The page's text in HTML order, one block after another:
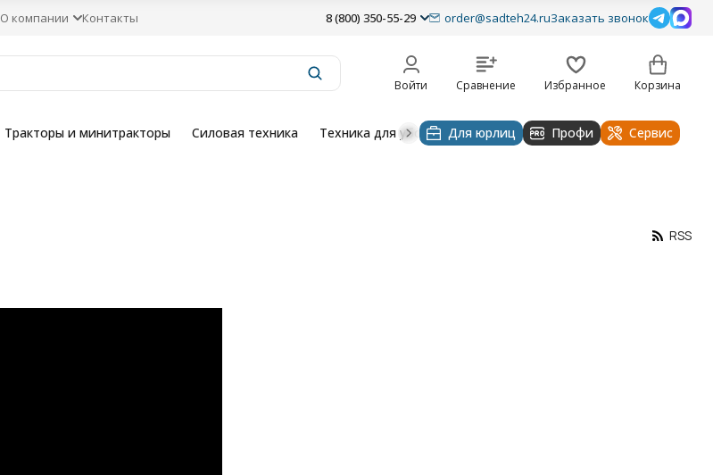
О компании Контакты 8 (800) 350-55-29 order@sadteh24.ruЗаказать звонок
Войти Сравнение Избранное Корзина
Тракторы и минитракторы Силовая техника Техника для уборки Строительная техника
Для юрлиц Профи Сервис
RSS